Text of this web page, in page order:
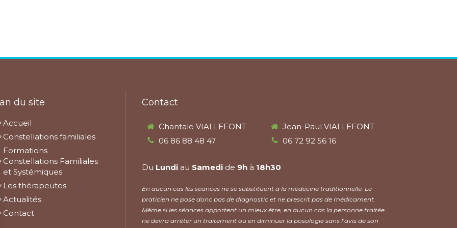
du site
Accueil
Constellations familiales
Formations
Constellations Familiales
et Systémiques
Les thérapeutes
Actualités
Contact
Contact
Chantale VIALLEFONT
06 86 88 48 47
Jean-Paul VIALLEFONT
06 72 92 56 16
Du Lundi au Samedi de 9h à 18h30
En aucun cas les séances ne se substituent à la médecine traditionnelle. Le
praticien ne pose donc pas de diagnostic et ne prescrit pas de médicament.
Même si les séances apportent un mieux être, en aucun cas la personne traitée
ne devra arrêter un traitement ou en diminuer la posologie sans l’avis de son